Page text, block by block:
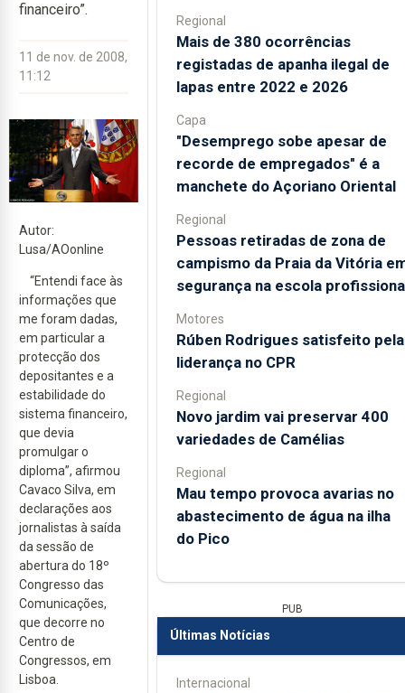
financeiro”.
11 de nov. de 2008,
11:12
Autor:
Lusa/AOonline
“Entendi face às
informações que
me foram dadas,
em particular a
protecção dos
depositantes e a
estabilidade do
sistema financeiro,
que devia
promulgar o
diploma”, afirmou
Cavaco Silva, em
declarações aos
jornalistas à saída
da sessão de
abertura do 18º
Congresso das
Comunicações,
que decorre no
Centro de
Congressos, em
Lisboa.
Regional
Mais de 380 ocorrências
registadas de apanha ilegal de
lapas entre 2022 e 2026
Capa
"Desemprego sobe apesar de
recorde de empregados" é a
manchete do Açoriano Oriental
Regional
Pessoas retiradas de zona de
campismo da Praia da Vitória
segurança na escola
Motores
Rúben Rodrigues satisfeito pela
liderança no CPR
Regional
Novo jardim vai preservar 400
variedades de Camélias
Regional
Mau tempo provoca avarias no
abastecimento de água na ilha
do Pico
PUB
Últimas Notícias
Internacional